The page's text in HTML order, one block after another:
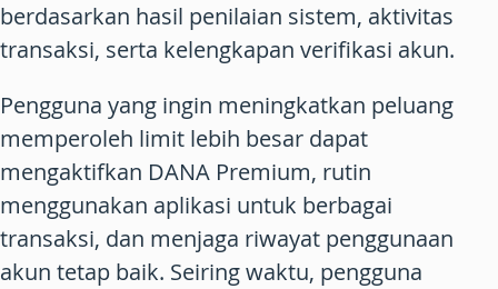
berdasarkan hasil penilaian sistem, aktivitas
transaksi, serta kelengkapan verifikasi akun.
Pengguna yang ingin meningkatkan peluang
memperoleh limit lebih besar dapat
mengaktifkan DANA Premium, rutin
menggunakan aplikasi untuk berbagai
transaksi, dan menjaga riwayat penggunaan
akun tetap baik. Seiring waktu, pengguna